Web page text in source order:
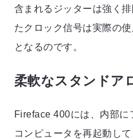
含まれるジッターは強く
たクロック信号は実際の
となるのです。
柔軟なスタンドア
Fireface 400には、内部に
コンピュータを再起動し